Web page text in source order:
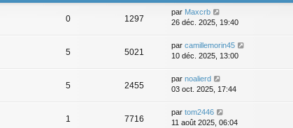
0 1297
par Maxcrb
26 déc. 2025, 19:40
5 5021
par camillemorin45
10 déc. 2025, 13:00
5 2455
par noalierd
03 oct. 2025, 17:44
1 7716
par tom2446
11 août 2025, 06:04